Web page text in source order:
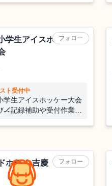
フォロー
学生アイスホッケー大
ト受付中
学生アイスホッケー大会
記録補助や受付作業を
フォロー
ホテル 吉慶